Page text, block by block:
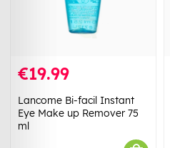
€19.99
Lancome Bi-facil Instant
Eye Make up Remover 75
ml